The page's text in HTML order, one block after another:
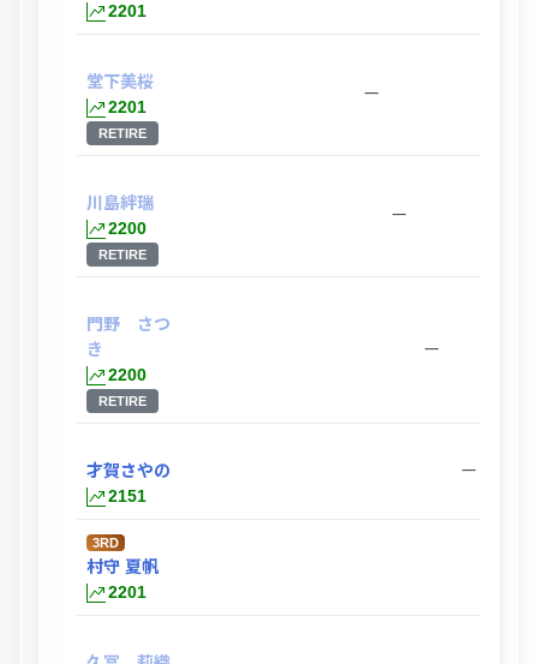
2201
堂下美桜
2201
RETIRE
ー
川島絆瑞
2200
RETIRE
ー
門野 さつ
き
2200
RETIRE
ー
才賀さやの
2151
ー
3RD
村守 夏帆
2201